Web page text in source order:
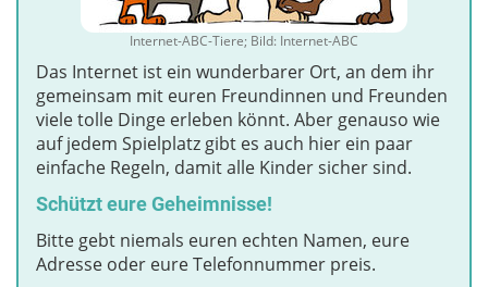
Internet-ABC-Tiere; Bild: Internet-ABC
Das Internet ist ein wunderbarer Ort, an dem ihr
gemeinsam mit euren Freundinnen und Freunden
viele tolle Dinge erleben könnt. Aber genauso wie
auf jedem Spielplatz gibt es auch hier ein paar
einfache Regeln, damit alle Kinder sicher sind.
Schützt eure Geheimnisse!
Bitte gebt niemals euren echten Namen, eure
Adresse oder eure Telefonnummer preis.